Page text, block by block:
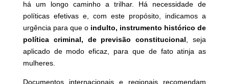
há um longo caminho a trilhar. Há necessidade de
políticas efetivas e, com este propósito, indicamos a
urgência para que o indulto, instrumento histórico de
política criminal, de previsão constitucional , seja
aplicado de modo eficaz, para que de fato atinja as
mulheres.
Documentos internacionais e regionais recomendam